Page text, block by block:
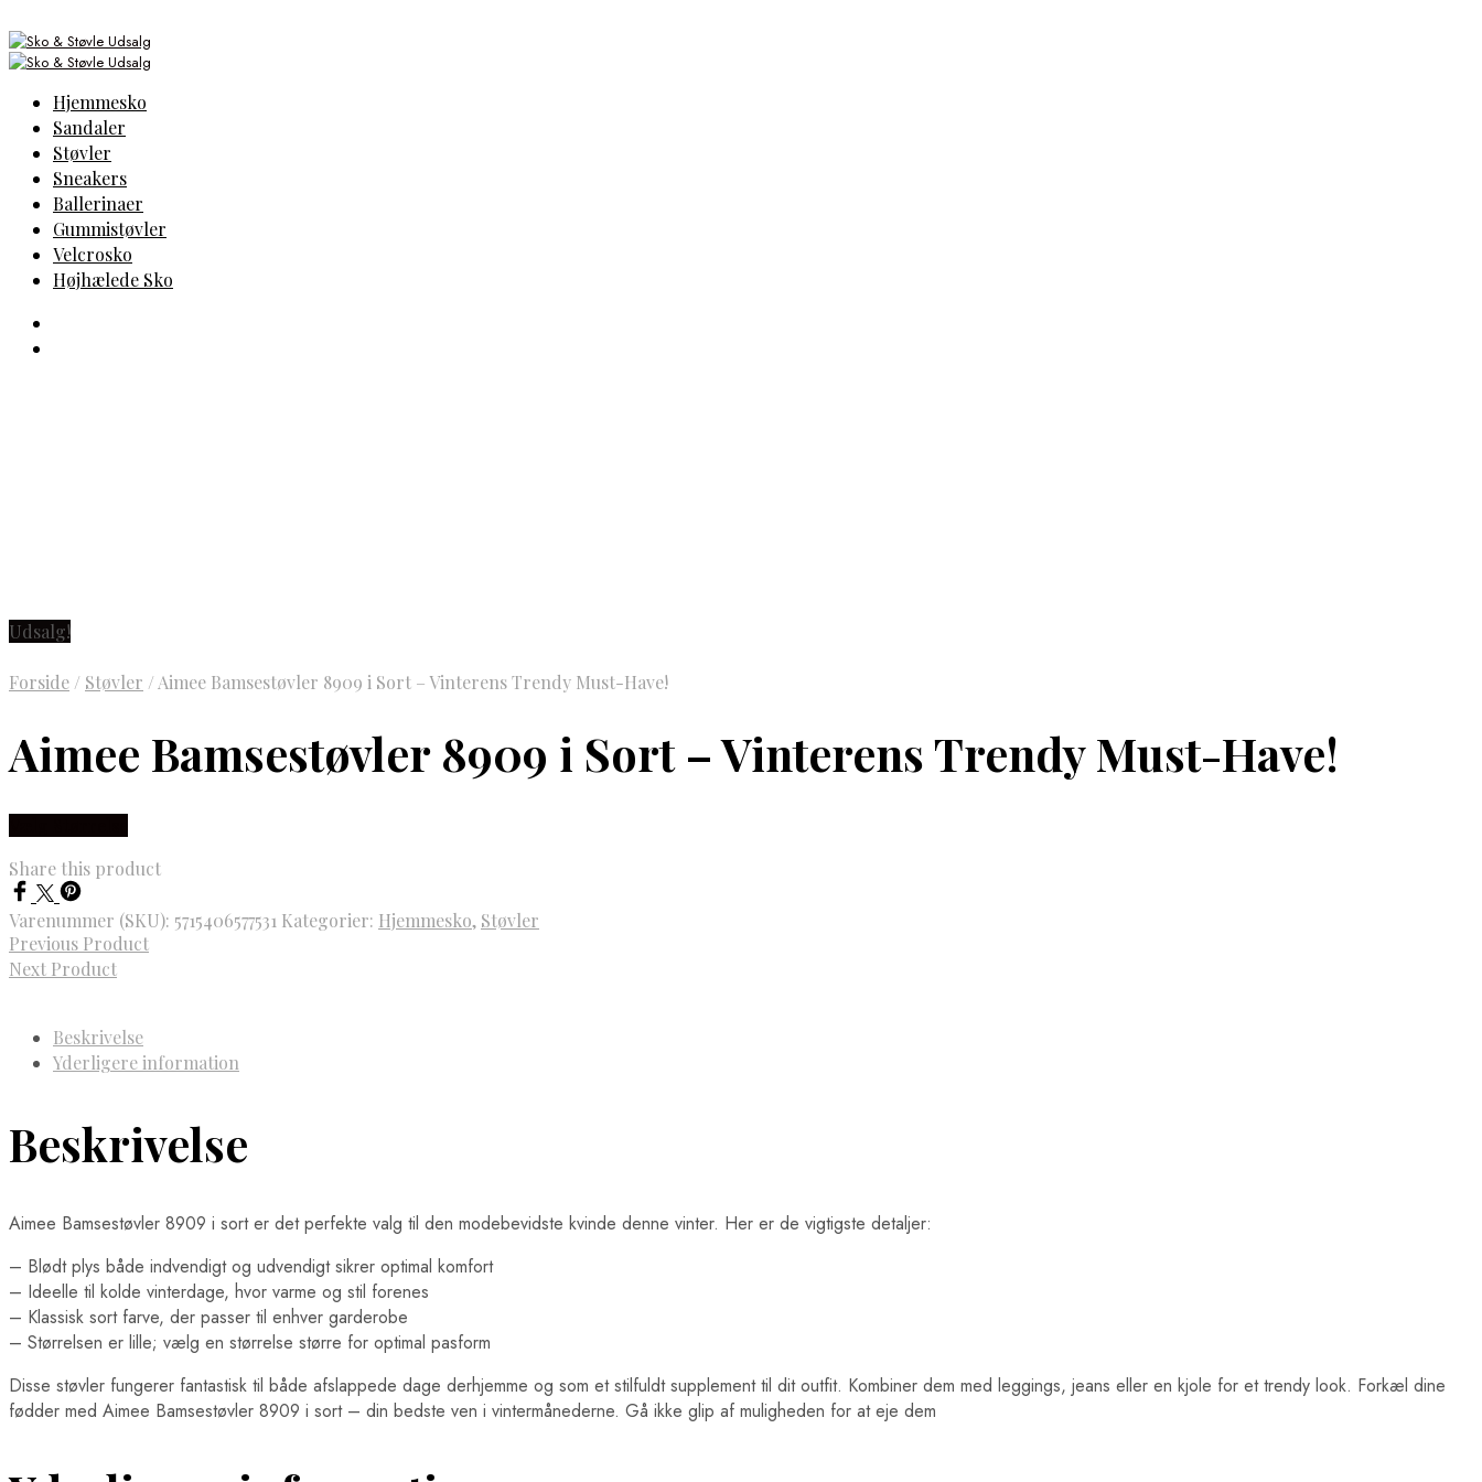
Hjemmesko
Sandaler
Støvler
Sneakers
Ballerinaer
Gummistøvler
Velcrosko
Højhælede Sko
Udsalg!
Forside / Støvler / Aimee Bamsestøvler 8909 i Sort – Vinterens Trendy Must-Have!
Aimee Bamsestøvler 8909 i Sort – Vinterens Trendy Must-Have!
Share this product
Varenummer (SKU): 5715406577531 Kategorier: Hjemmesko, Støvler
Previous Product
Next Product
Beskrivelse
Yderligere information
Beskrivelse
Aimee Bamsestøvler 8909 i sort er det perfekte valg til den modebevidste kvinde denne vinter. Her er de vigtigste detaljer:
– Blødt plys både indvendigt og udvendigt sikrer optimal komfort
– Ideelle til kolde vinterdage, hvor varme og stil forenes
– Klassisk sort farve, der passer til enhver garderobe
– Størrelsen er lille; vælg en størrelse større for optimal pasform
Disse støvler fungerer fantastisk til både afslappede dage derhjemme og som et stilfuldt supplement til dit outfit. Kombiner dem med leggings, jeans eller en kjole for et trendy look. Forkæl dine
fødder med Aimee Bamsestøvler 8909 i sort – din bedste ven i vintermånederne. Gå ikke glip af muligheden for at eje dem